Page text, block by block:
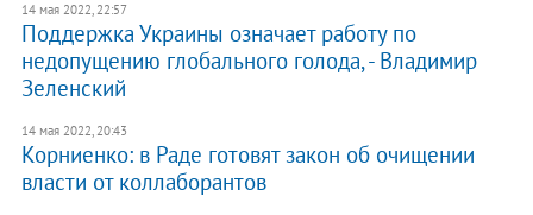
14 мая 2022, 22:57
Поддержка Украины означает работу по
недопущению глобального голода, - Владимир
Зеленский
14 мая 2022, 20:43
Корниенко: в Раде готовят закон об очищении
власти от коллаборантов